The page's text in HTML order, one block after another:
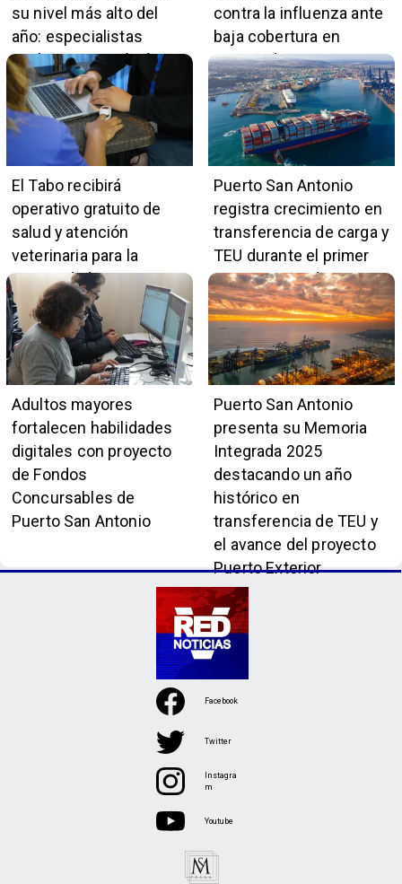
su nivel más alto del
año: especialistas
explican por qué aún es
tiempo de vacunarse
contra la influenza ante
baja cobertura en
grupos de riesgo
El Tabo recibirá
operativo gratuito de
salud y atención
veterinaria para la
comunidad
Puerto San Antonio
registra crecimiento en
transferencia de carga y
TEU durante el primer
cuatrimestre de 2026
Adultos mayores
fortalecen habilidades
digitales con proyecto
de Fondos
Concursables de
Puerto San Antonio
Puerto San Antonio
presenta su Memoria
Integrada 2025
destacando un año
histórico en
transferencia de TEU y
el avance del proyecto
Puerto Exterior
Facebook
Twitter
Instagra
m
Youtube